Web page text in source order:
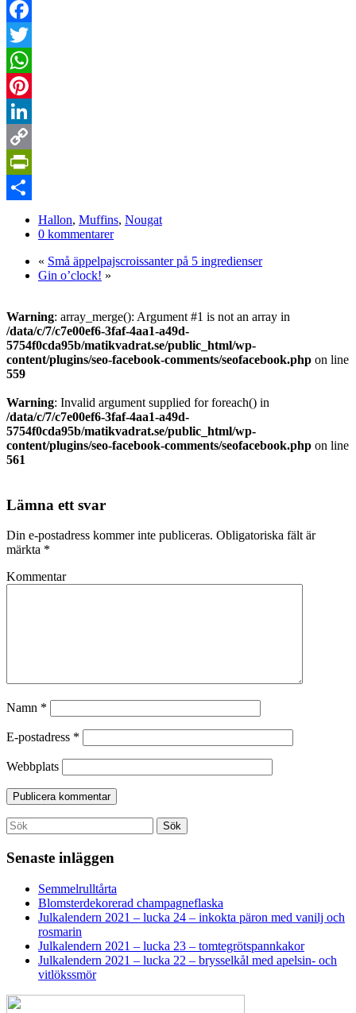
Facebook
Twitter
WhatsApp
Pinterest
LinkedIn
Copy
Link
PrintFriendly
Hallon, Muffins, Nougat
0 kommentarer
« Små äppelpajscroissanter på 5 ingredienser
Gin o’clock! »
Warning: array_merge(): Argument #1 is not an array in
/data/c/7/c7e00ef6-3faf-4aa1-a49d-
5754f0cda95b/matikvadrat.se/public_html/wp-
content/plugins/seo-facebook-comments/seofacebook.php on line
559
Warning: Invalid argument supplied for foreach() in
/data/c/7/c7e00ef6-3faf-4aa1-a49d-
5754f0cda95b/matikvadrat.se/public_html/wp-
content/plugins/seo-facebook-comments/seofacebook.php on line
561
Lämna ett svar
Din e-postadress kommer inte publiceras. Obligatoriska fält är
märkta *
Kommentar
Namn *
E-postadress *
Webbplats
Search
for:
Sök
Senaste inläggen
Semmelrulltårta
Blomsterdekorerad champagneflaska
Julkalendern 2021 – lucka 24 – inkokta päron med vanilj och
rosmarin
Julkalendern 2021 – lucka 23 – tomtegrötspannkakor
Julkalendern 2021 – lucka 22 – brysselkål med apelsin- och
vitlökssmör